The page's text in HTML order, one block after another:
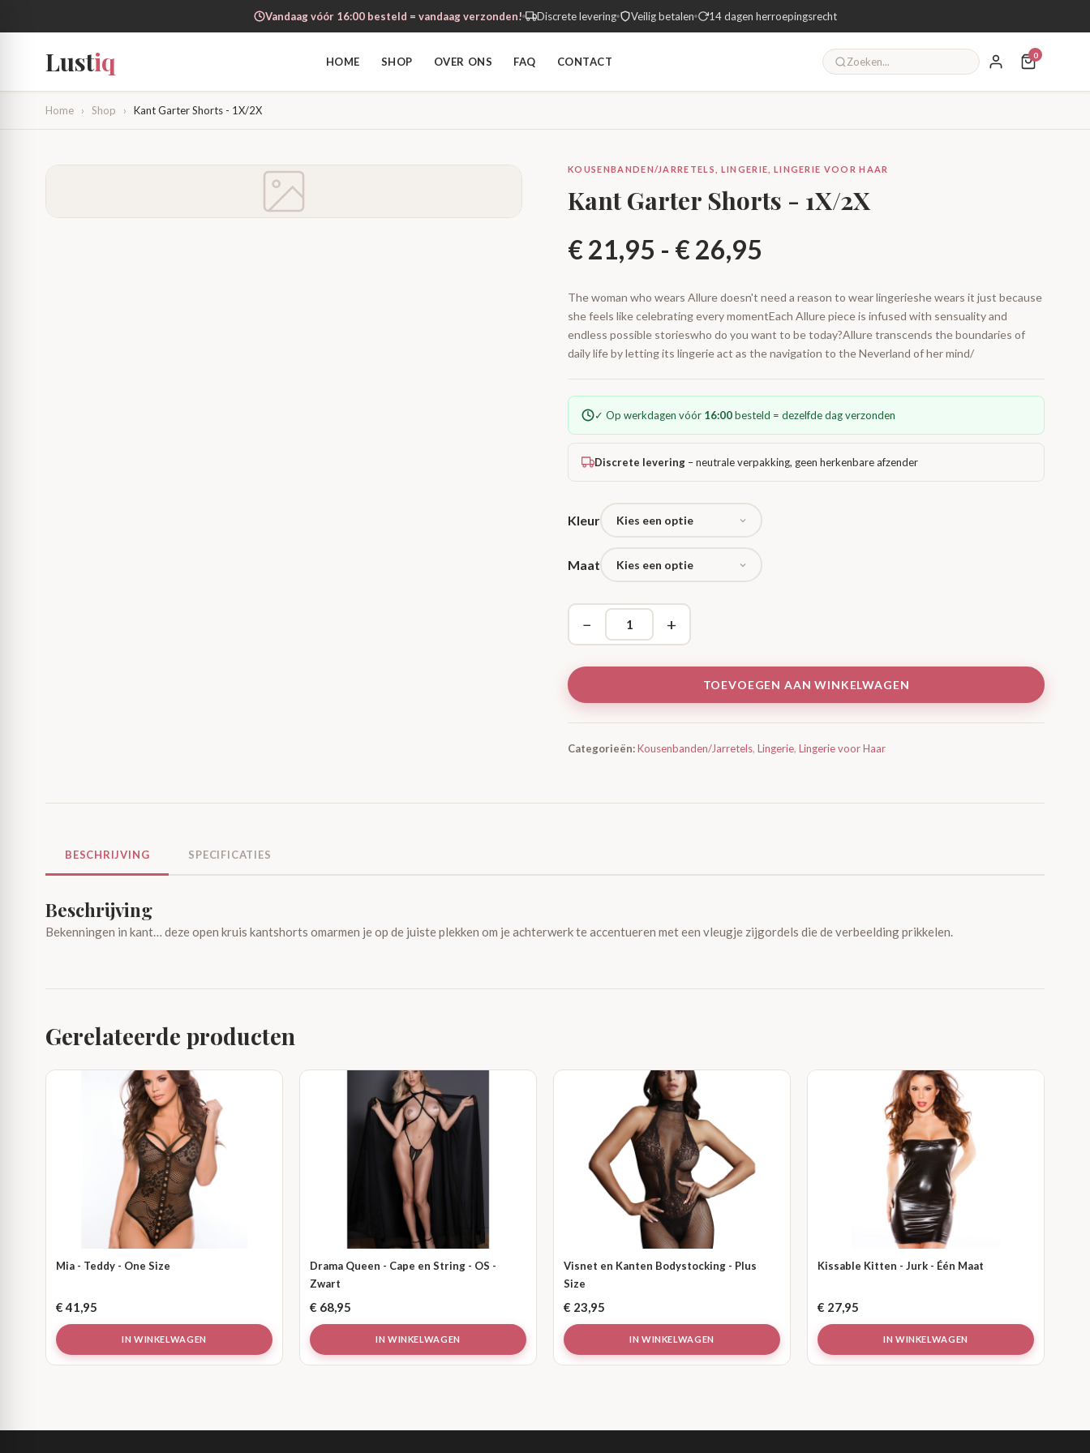
Vandaag vóór 16:00 besteld = vandaag verzonden! Discrete levering Veilig betalen 14 dagen herroepingsrecht
Lustiq HOME SHOP OVER ONS FAQ CONTACT
0
Home › Shop › Kant Garter Shorts - 1X/2X
KOUSENBANDEN/JARRETELS, LINGERIE, LINGERIE VOOR HAAR
Kant Garter Shorts - 1X/2X
€21,95 - €26,95
€ 21,95
tot
€ 26,95
The woman who wears Allure doesn't need a reason to wear lingerieshe wears it just because
she feels like celebrating every momentEach Allure piece is infused with sensuality and
endless possible storieswho do you want to be today?Allure transcends the boundaries of
daily life by letting its lingerie act as the navigation to the Neverland of her mind/
✓ Op werkdagen vóór 16:00besteld = dezelfde dag verzonden
Discrete levering – neutrale verpakking, geen herkenbare afzender
Kleur
Maat
− +
TOEVOEGEN AAN WINKELWAGEN
Categorieën:Kousenbanden/Jarretels, Lingerie, Lingerie voor Haar
BESCHRIJVING SPECIFICATIES
Beschrijving
Bekenningen in kant… deze open kruis kantshorts omarmen je op de juiste plekken om je achterwerk te accentueren met een vleugje zijgordels die de verbeelding prikkelen.
Gerelateerde producten
Mia - Teddy - One Size
€41,95
IN WINKELWAGEN
Drama Queen - Cape en String - OS -
Zwart
€ 68,95
IN WINKELWAGEN
Visnet en Kanten Bodystocking - Plus
Size
€ 23,95
IN WINKELWAGEN
Kissable Kitten - Jurk - Één Maat
€ 27,95
IN WINKELWAGEN